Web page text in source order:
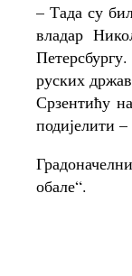
– Тада су
владар
руских
Срзентићу
подијелити –
обале“.